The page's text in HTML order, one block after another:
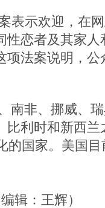
表示欢迎，在
性恋者及其家
项法案说明，
南非、挪威、
比利时和新西
的国家。美国
辑：王辉）